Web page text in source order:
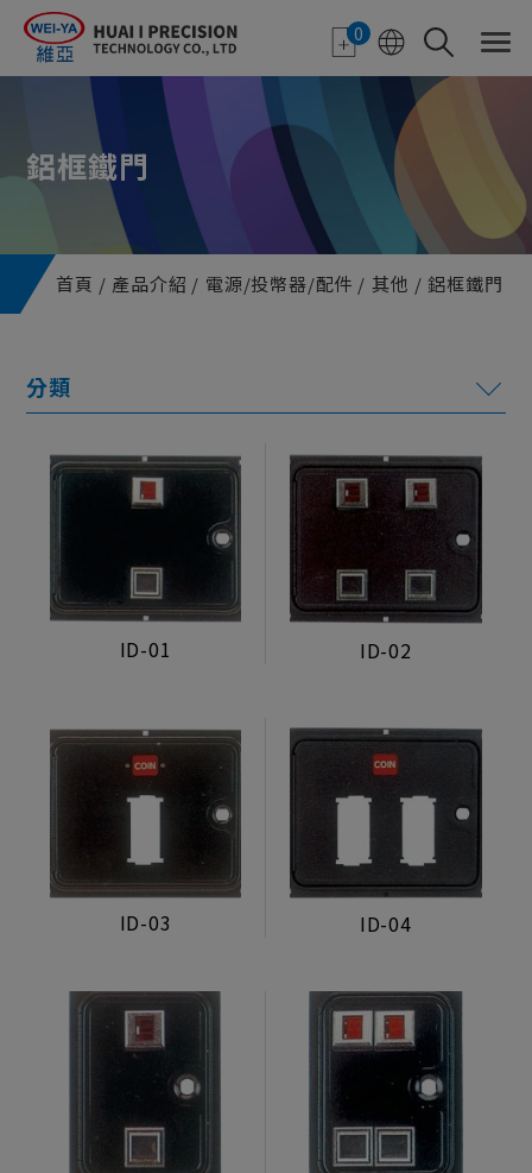
0
鋁框鐵門
首頁 產品介紹 電源/投幣器/配件 其他 鋁框鐵門
特色顯示器
生活型態顯示器
製造組裝服務
電源/投幣器/配件
投幣器
其他
鋁框鐵門
彩票機 彩票
ID-01 ID-02
ID-03 ID-04
Cookie管理面板